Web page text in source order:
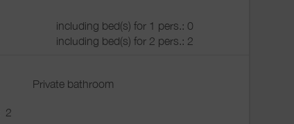
including bed(s) for 1 pers.: 0
including bed(s) for 2 pers.: 2
Private bathroom
2